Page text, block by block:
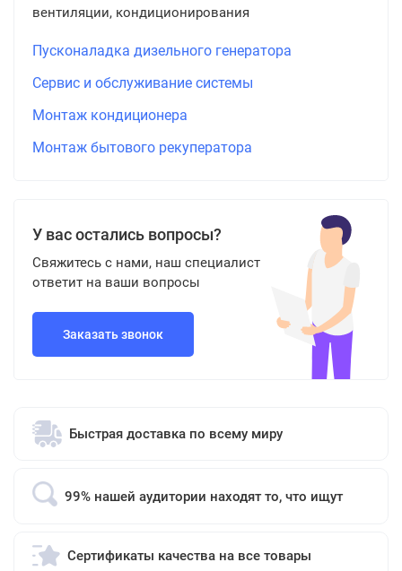
вентиляции, кондиционирования
Пусконаладка дизельного генератора
Сервис и обслуживание системы
Монтаж кондиционера
Монтаж бытового рекуператора
У вас остались вопросы?
Свяжитесь с нами, наш специалист
ответит на ваши вопросы
Заказать звонок
Быстрая доставка по всему миру
99% нашей аудитории находят то, что ищут
Сертификаты качества на все товары